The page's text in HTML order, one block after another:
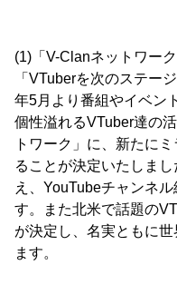
(1)「V-Clanネットワー
「VTuberを次のステー
年5月より番組やイベン
個性溢れるVTuber達の
トワーク」に、新たに
ることが決定いたしま
え、YouTubeチャンネ
す。また北米で話題の
が決定し、名実ともに
ます。